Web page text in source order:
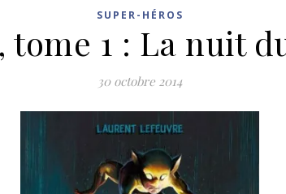
SUPER-HÉROS
tome 1 : La nuit
30 octobre 2014